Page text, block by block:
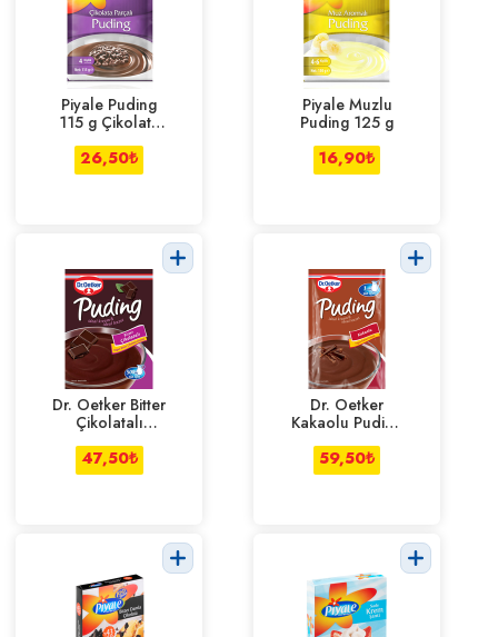
Piyale Puding
115 g Çikolata
Parçalı
26,50₺
Piyale Muzlu
Puding 125 g
16,90₺
Dr. Oetker Bitter
Çikolatalı
Puding 111 g
47,50₺
Dr. Oetker
Kakaolu Puding
196 g
59,50₺